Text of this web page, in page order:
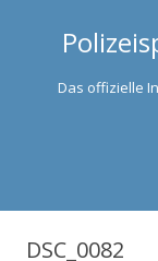
Das offizielle
DSC_0082